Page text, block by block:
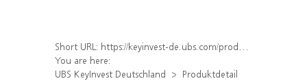
Short URL: https://keyinvest-de.ubs.com/produkt/detail/index/isin/DE000WA6VM85
You are here:
UBS KeyInvest Deutschland
Produktdetail